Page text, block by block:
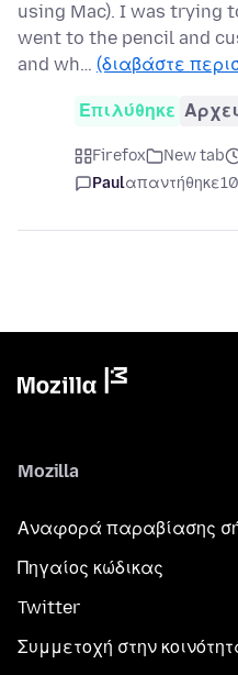
using Mac). I was trying
went to the pencil and
and wh… (διαβάστε
Επιλύθηκε
Firefox New tab
Paulαπαντήθηκε
Mozilla
Αναφορά παραβίασης
Πηγαίος κώδικας
Twitter
Συμμετοχή στην